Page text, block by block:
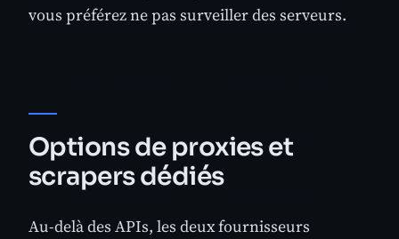
vous préférez ne pas surveiller des serveurs.
Options de proxies et
scrapers dédiés
Au-delà des APIs, les deux fournisseurs